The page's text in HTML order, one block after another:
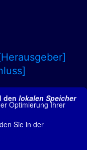
den lokalen Speicher
Optimierung Ihrer
Sie in der
Podcastmit
Partner
Käufen.